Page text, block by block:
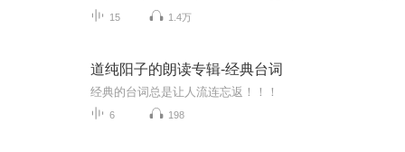
15 1.4万
道纯阳子的朗读专辑-经典台词
经典的台词总是让人流连忘返！！！
6 198